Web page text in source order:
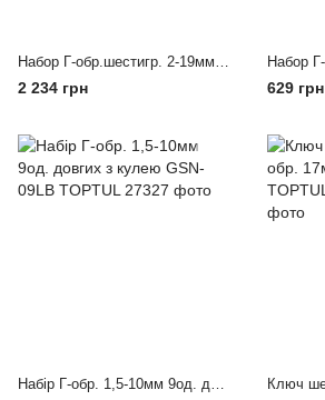
Набор Г-обр.шестигр. 2-19мм 14ед. в чехле TOPTUL GPAQ1401
2 234 грн 629 грн
Haбіp Г-oбp. 1,5-10мм 9oд. дoвгиx з кулeю GSN-09LB TOPTUL